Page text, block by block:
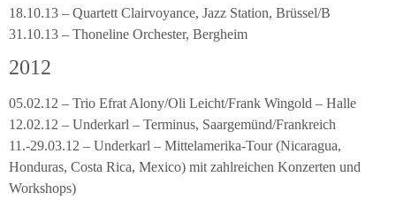
18.10.13 – Quartett Clairvoyance, Jazz Station, Brüssel/B
31.10.13 – Thoneline Orchester, Bergheim
2012
05.02.12 – Trio Efrat Alony/Oli Leicht/Frank Wingold – Halle
12.02.12 – Underkarl – Terminus, Saargemünd/Frankreich
11.-29.03.12 – Underkarl – Mittelamerika-Tour (Nicaragua,
Honduras, Costa Rica, Mexico) mit zahlreichen Konzerten und
Workshops)